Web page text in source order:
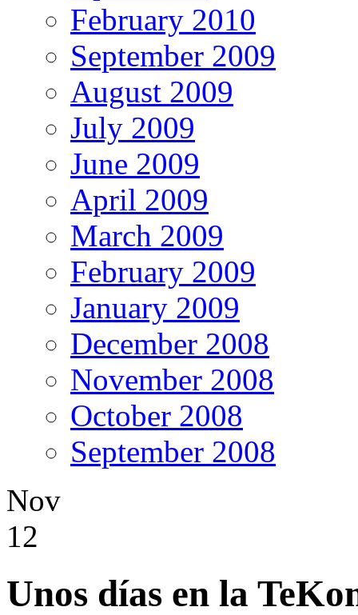
February 2010
September 2009
August 2009
July 2009
June 2009
April 2009
March 2009
February 2009
January 2009
December 2008
November 2008
October 2008
September 2008
Nov
12
Unos días en la